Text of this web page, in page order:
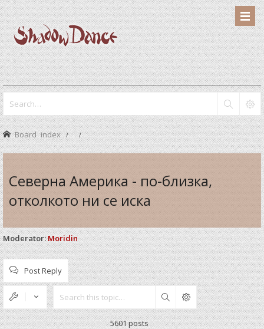
Board index
Северна Америка - по-близка,
отколкото ни се иска
Moderator: Moridin
Post Reply
Search
5601 posts